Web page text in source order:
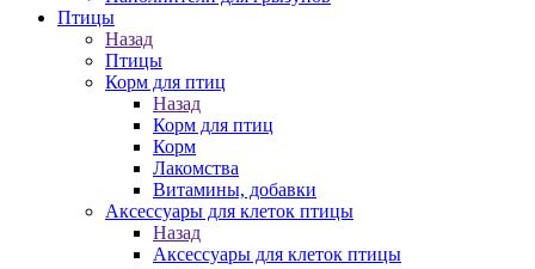
Птицы
Назад
Птицы
Корм для птиц
Назад
Корм для птиц
Корм
Лакомства
Витамины, добавки
Аксессуары для клеток птицы
Назад
Аксессуары для клеток птицы